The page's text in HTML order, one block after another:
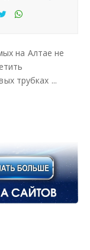
я
я
тьс
я
на Алтае не
трубках ...